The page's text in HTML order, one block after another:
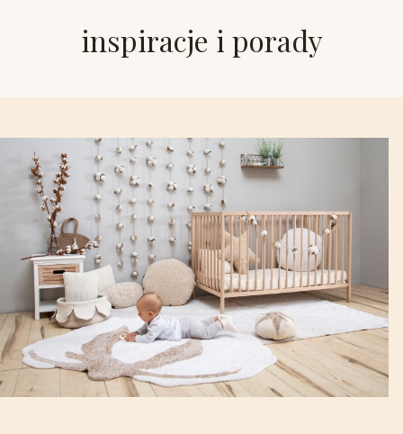
inspiracje i porady